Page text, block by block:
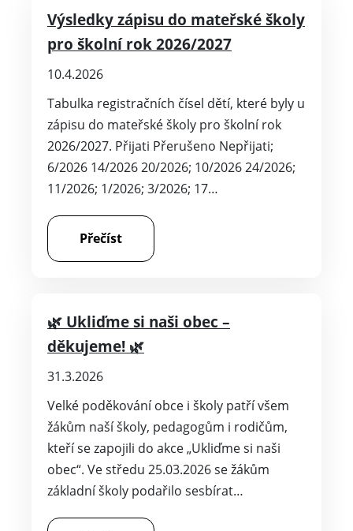
Výsledky zápisu do mateřské školy
pro školní rok 2026/2027
10.4.2026
Tabulka registračních čísel dětí, které byly u
zápisu do mateřské školy pro školní rok
2026/2027. Přijati Přerušeno Nepřijati;
6/2026 14/2026 20/2026; 10/2026 24/2026;
11/2026; 1/2026; 3/2026; 17…
Přečíst
🌿 Ukliďme si naši obec –
děkujeme! 🌿
31.3.2026
Velké poděkování obce i školy patří všem
žákům naší školy, pedagogům i rodičům,
kteří se zapojili do akce „Ukliďme si naši
obec“. Ve středu 25.03.2026 se žákům
základní školy podařilo sesbírat…